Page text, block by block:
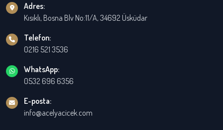
Adres:
Kısıklı, Bosna Blv No:11/A, 34692 Üsküdar
Telefon:
0216 521 3536
WhatsApp:
0532 696 6356
E-posta:
info@acelyacicek.com